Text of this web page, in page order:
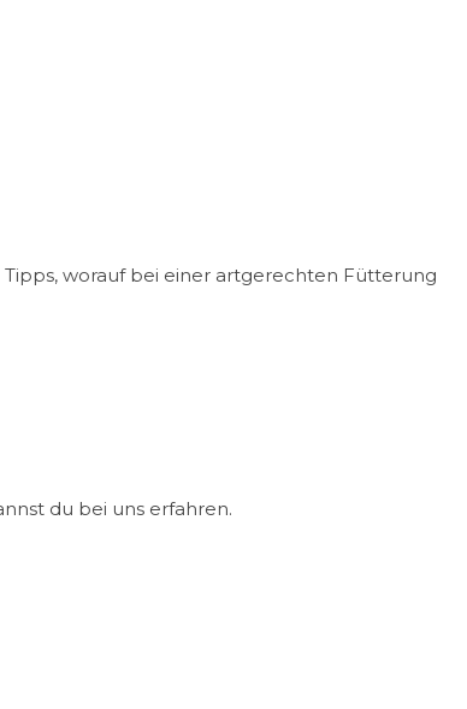
worauf bei einer artgerechten Fütterung
du bei uns erfahren.